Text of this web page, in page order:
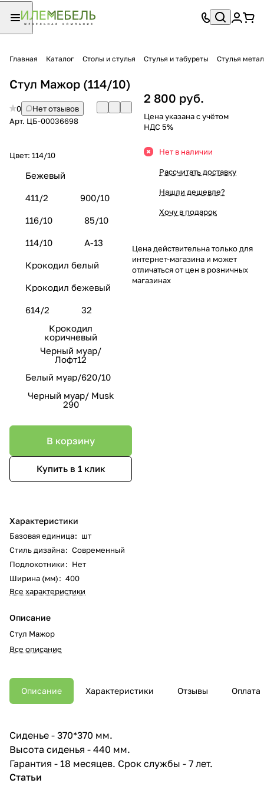
Главная Каталог Столы и стулья Стулья и табуреты Стулья
Стул Мажор (114/10)
0
Нет отзывов
Арт. ЦБ-00036698
Цвет: 114/10
Бежевый
411/2 900/10
116/10 85/10
114/10 А-13
Крокодил белый
Крокодил бежевый
614/2
32
Крокодил
коричневый
Черный муар/
Лофт12
Белый муар/620/10
Черный муар/ Musk
290
В корзину
Купить в 1 клик
Характеристики
Базовая единица: шт
Стиль дизайна: Современный
Подлокотники: Нет
Ширина (мм): 400
Все характеристики
Описание
Стул Мажор
Все описание
2 800 руб.
Цена указана с учётом
НДС 5%
Нет в наличии
Рассчитать доставку
Нашли дешевле?
Хочу в подарок
Цена действительна только для
интернет-магазина и может
отличаться от цен в розничных
магазинах
Описание Характеристики Отзывы Оплата
Сиденье - 370*370 мм.
Высота сиденья - 440 мм.
Гарантия - 18 месяцев. Срок службы - 7 лет.
Статьи